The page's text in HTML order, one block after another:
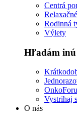
Centrá
Rodinná
Výlety
Hľadám inú
Vystrihaj
O nás